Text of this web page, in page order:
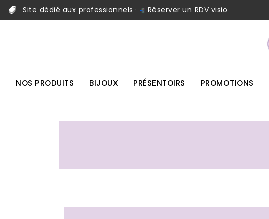
Site dédié aux professionnels · Réserver un RDV visio
NOS PRODUITS BIJOUX PRÉSENTOIRS PROMOTIONS